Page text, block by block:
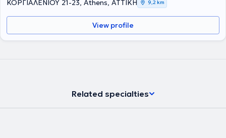
ΚΟΡΓΙΑΛΕΝΙΟΥ 21-23, Athens, ΑΤΤΙΚΗ 9,2 km
View profile
Related specialties